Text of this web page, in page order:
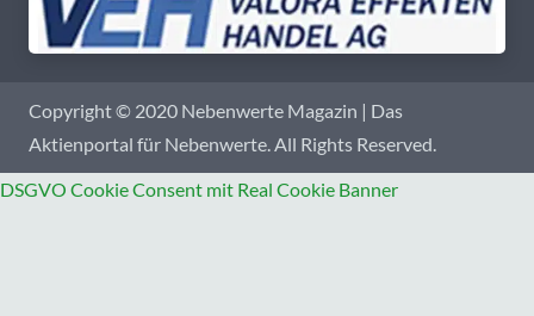
Copyright © 2020 Nebenwerte Magazin | Das
Aktienportal für Nebenwerte. All Rights Reserved.
DSGVO Cookie Consent mit Real Cookie Banner